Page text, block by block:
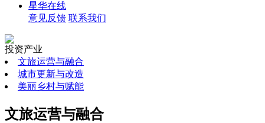
星华在线
意见反馈 联系我们
投资产业
文旅运营与融合
城市更新与改造
美丽乡村与赋能
文旅运营与融合